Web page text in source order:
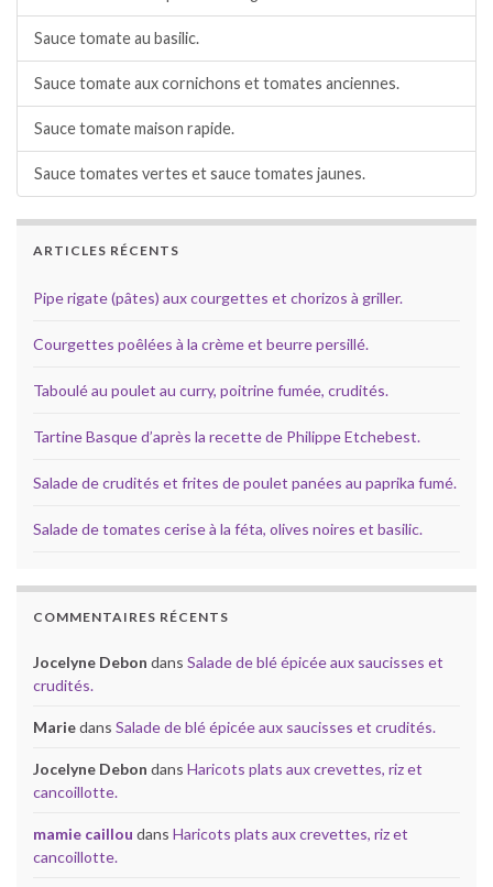
Sauce tomate au basilic.
Sauce tomate aux cornichons et tomates anciennes.
Sauce tomate maison rapide.
Sauce tomates vertes et sauce tomates jaunes.
ARTICLES RÉCENTS
Pipe rigate (pâtes) aux courgettes et chorizos à griller.
Courgettes poêlées à la crème et beurre persillé.
Taboulé au poulet au curry, poitrine fumée, crudités.
Tartine Basque d’après la recette de Philippe Etchebest.
Salade de crudités et frites de poulet panées au paprika fumé.
Salade de tomates cerise à la féta, olives noires et basilic.
COMMENTAIRES RÉCENTS
Jocelyne Debon dans Salade de blé épicée aux saucisses et
crudités.
Mariedans Salade de blé épicée aux saucisses et crudités.
Jocelyne Debon dans Haricots plats aux crevettes, riz et
cancoillotte.
mamie caillou dans Haricots plats aux crevettes, riz et
cancoillotte.